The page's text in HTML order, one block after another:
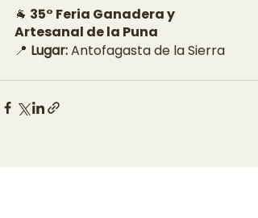
🐐 35° Feria Ganadera y
Artesanal de la Puna
📍 Lugar: Antofagasta de la Sierra